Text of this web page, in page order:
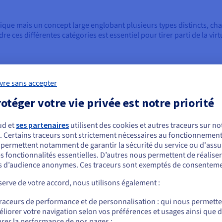
mais un concept large englobant plusieurs types distincts,
ces différentes catégories est essentiel pour tirer parti de la
la plus courante et la plus largement adoptée. Cela
isolés, chacun capable de faire fonctionner son propre
virtuels de partager les ressources matérielles sous-jacentes
réduit le nombre de serveurs physiques nécessaires et
mise en réseau physique (comme les commutateurs, les
du réseau du plan de données, permettant aux services et
directe du matériel physique.
simplification de la gestion du réseau, facilitant le
semblez être localisé en États-Unis.
commander, rendez-vous sur le site de votre pays (États-Unis) et créez un
us.ovhcloud.com/
Anglais USD - $
sans accepter
votre vie privée est notre priorité
etses partenaires utilisent des cookies et autres traceurs sur
Certains traceurs sont strictement nécessaires au
notamment de garantir la sécurité du service ou
fonctionnalités essentielles. D’autres nous permettent de
d’audience anonymes. Ces traceurs sont exemptés de
de votre accord, nous utilisons également :
de performance et de personnalisation : qui nous
votre navigation selon vos préférences et usages ainsi que